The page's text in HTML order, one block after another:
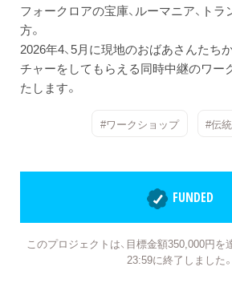
フォークロアの宝庫、ルーマニア、ト
方。
2026年4、5月に現地のおばあさんたち
チャーをしてもらえる同時中継のワー
たします。
#ワークショップ #伝
FUNDED
このプロジェクトは、目標金額350,000円を
23:59に終了しました。